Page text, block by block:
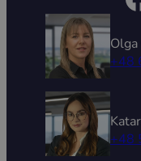
+48
+48